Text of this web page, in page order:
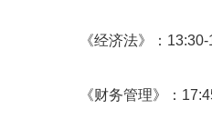
《经济法》：13:30-
《财务管理》：